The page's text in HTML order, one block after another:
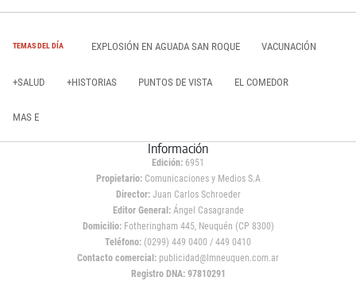
TEMAS DEL DÍA EXPLOSIÓN EN AGUADA SAN ROQUE VACUNACIÓN
+SALUD +HISTORIAS PUNTOS DE VISTA EL COMEDOR
MAS E
Información
Edición: 6951
Propietario:Comunicaciones y Medios S.A
Director: Juan Carlos Schroeder
Editor General:Ángel Casagrande
Domicilio:Fotheringham 445, Neuquén (CP 8300)
Teléfono: (0299) 449 0400 / 449 0410
Contacto comercial: publicidad@lmneuquen.com.ar
Registro DNA: 97810291